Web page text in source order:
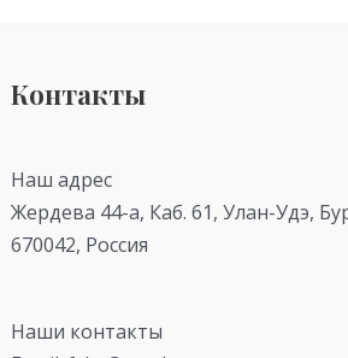
Контакты
Наш адрес
Жердева 44-а, Каб. 61, Улан-Удэ,
670042, Россия
Наши контакты